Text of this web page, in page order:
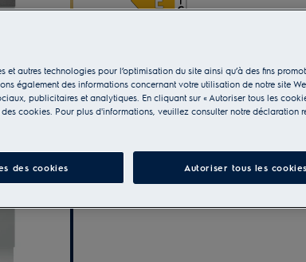
et autres technologies pour l’optimisation du site ainsi qu’à des fins
également des informations concernant votre utilisation de notre site
publicitaires et analytiques. En cliquant sur « Autoriser tous les
cookies. Pour plus d'informations, veuillez consulter notre déclaration
des cookies Autoriser tous les